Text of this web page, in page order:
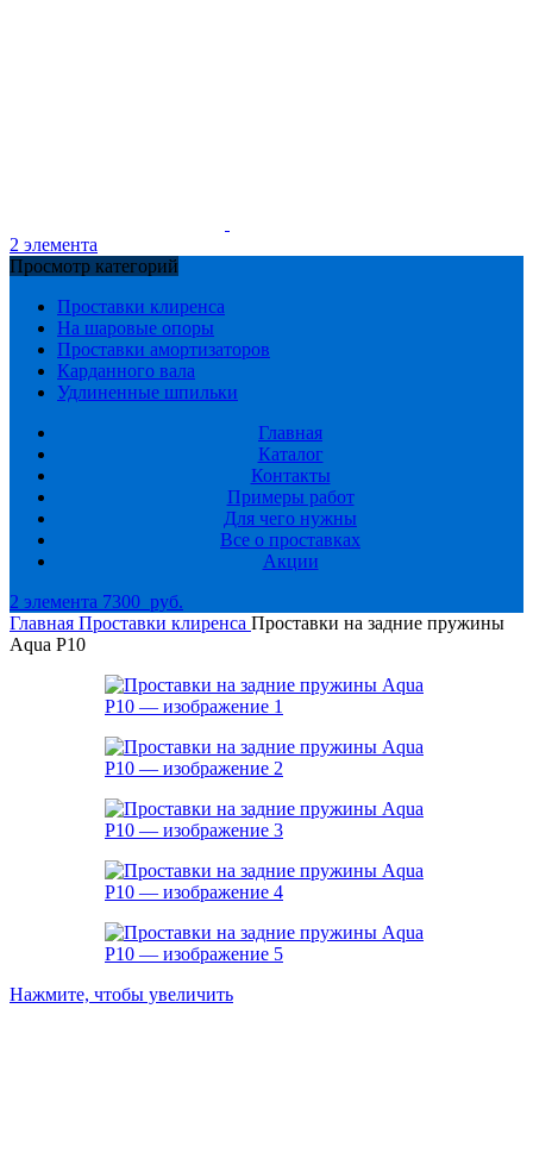
2 элемента
Просмотр категорий
Проставки клиренса
На шаровые опоры
Проставки амортизаторов
Карданного вала
Удлиненные шпильки
Главная
Каталог
Контакты
Примеры работ
Для чего нужны
Все о проставках
Акции
2 элемента 7300 руб.
Главная Проставки клиренса Проставки на задние пружины
Aqua P10
Нажмите, чтобы увеличить